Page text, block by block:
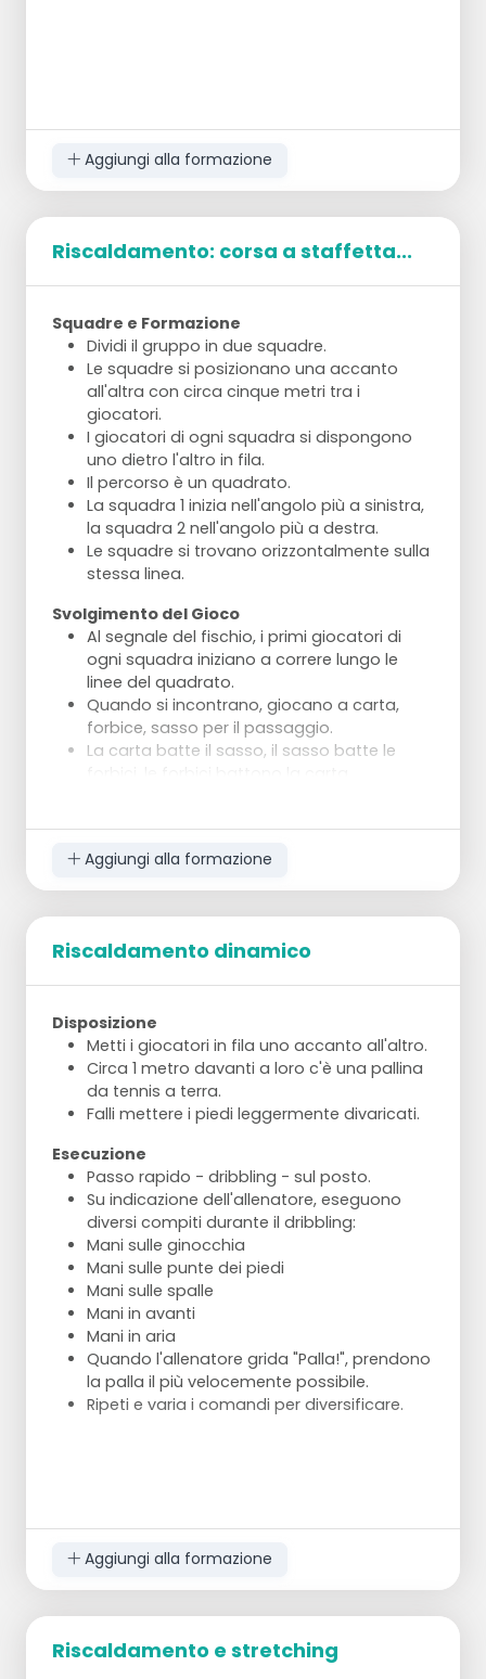
Aggiungi alla formazione
Riscaldamento: corsa a staffetta...
Squadre e Formazione
Dividi il gruppo in due squadre.
Le squadre si posizionano una accanto
all'altra con circa cinque metri tra i
giocatori.
I giocatori di ogni squadra si dispongono
uno dietro l'altro in fila.
Il percorso è un quadrato.
La squadra 1 inizia nell'angolo più a sinistra,
la squadra 2 nell'angolo più a destra.
Le squadre si trovano orizzontalmente sulla
stessa linea.
Svolgimento del Gioco
Al segnale del fischio, i primi giocatori di
ogni squadra iniziano a correre lungo le
linee del quadrato.
Quando si incontrano, giocano a carta,
forbice, sasso per il passaggio.
La carta batte il sasso, il sasso batte le
L'obiettivo è raggiungere il più rapidamente
possibile l'altra squadra.
Aggiungi alla formazione
Riscaldamento dinamico
Disposizione
Metti i giocatori in fila uno accanto all'altro.
Circa 1 metro davanti a loro c'è una pallina
da tennis a terra.
Falli mettere i piedi leggermente divaricati.
Esecuzione
Passo rapido - dribbling - sul posto.
Su indicazione dell'allenatore, eseguono
diversi compiti durante il dribbling:
Mani sulle ginocchia
Mani sulle punte dei piedi
Mani sulle spalle
Mani in avanti
Mani in aria
Quando l'allenatore grida "Palla!", prendono
la palla il più velocemente possibile.
Ripeti e varia i comandi per diversificare.
Aggiungi alla formazione
Riscaldamento e stretching